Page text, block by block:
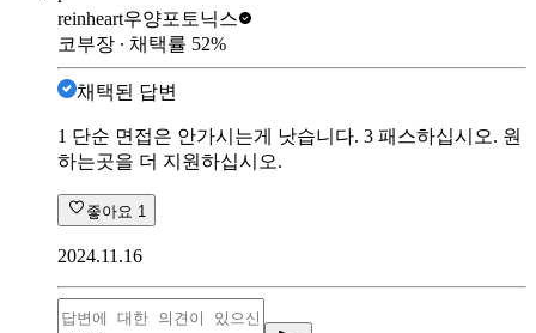
reinheart우양포토닉스
코부장 ∙ 채택률 52%
채택된 답변
1 단순 면접은 안가시는게 낫습니다. 3 패스하십시오. 원
하는곳을 더 지원하십시오.
좋아요 1
2024.11.16